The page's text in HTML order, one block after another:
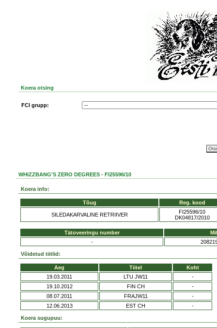
Koera otsing
FCI grupp:
WHIZZBANG'S ZERO DEGREES - FI25596/10
Koera info:
Tõug Reg. kood
SILEDAKARVALINE RETRIIVER
FI25596/10
DK04817/2010
Tätoveeringu number
-
Võidetud tiitlid:
Aeg Tiitel
Koht
19.03.2011
LTU JW11
-
19.10.2012
FIN CH
-
08.07.2011
FRAJW11
-
12.06.2013
EST CH -
Koera sugupuu: